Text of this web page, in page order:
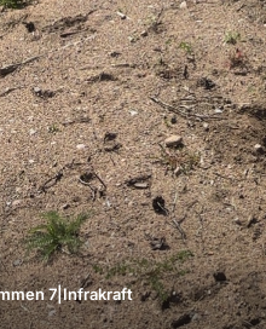
7|Infrakraft